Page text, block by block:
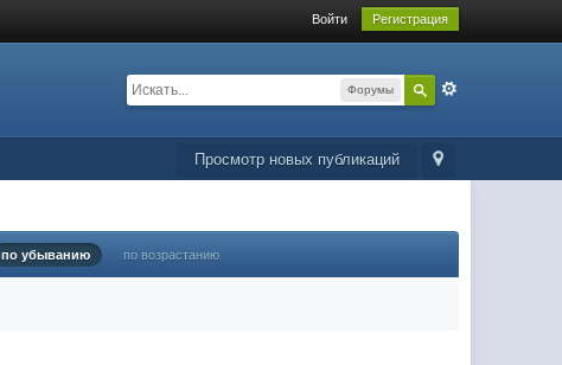
Войти Регистрация
Форумы
Просмотр новых публикаций
по убыванию по возрастанию